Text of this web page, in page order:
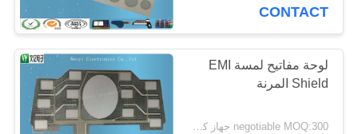
CONTACT
لوحة مفاتيح لمسة EMI
Shield المرنة
negotiable MOQ:300 جهاز كمبيوتر شخصى / النظام